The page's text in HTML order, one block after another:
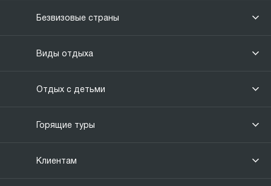
Безвизовые страны
Виды отдыха
Отдых с детьми
Горящие туры
Клиентам